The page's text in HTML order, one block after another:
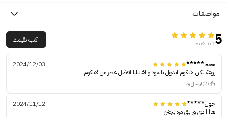
مواصفات
561 تقييم اكتب تقيمك
محم*****
2024/12/03
روعة لكن لانكوم ايدول بالعود والفانيليا افضل عطر من لانكوم
(2) ارسال رد
خول*****
2024/11/12
هااااادي ورايق مره يجنن